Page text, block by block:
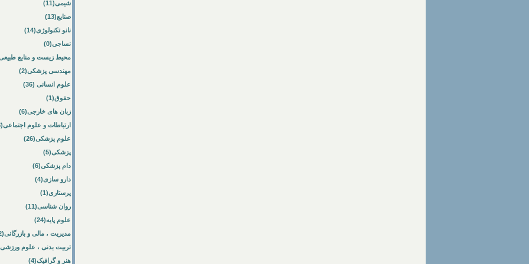
شیمی(11)
صنایع(13)
نانو تکنولوژی(14)
نساجی(0)
محیط زیست و منابع
مهندسی پزشکی(2)
علوم انسانی (36)
حقوق(1)
زبان های خارجی(6)
ارتباطات و علوم اجتماعی(8)
علوم پزشکی(26)
پزشکی(5)
دام پزشکی(6)
دارو سازی(4)
پرستاری(1)
روان شناسی(11)
علوم پایه(24)
مدیریت ، مالی و بازرگانی(52)
تربیت بدنی ، علوم
هنر و گرافیک(4)